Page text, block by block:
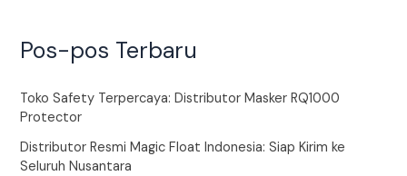
Pos-pos Terbaru
Toko Safety Terpercaya: Distributor Masker RQ1000
Protector
Distributor Resmi Magic Float Indonesia: Siap Kirim ke
Seluruh Nusantara